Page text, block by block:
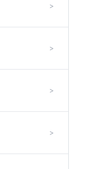
>
>
>
>